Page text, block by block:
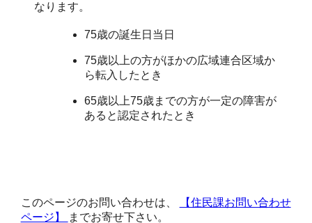
なります。
75歳の誕生日当日
75歳以上の方がほかの広域連合区域か
ら転入したとき
65歳以上75歳までの方が一定の障害が
あると認定されたとき
このページのお問い合わせは、
【住民課お問い合わせ
ページ】
までお寄せ下さい。